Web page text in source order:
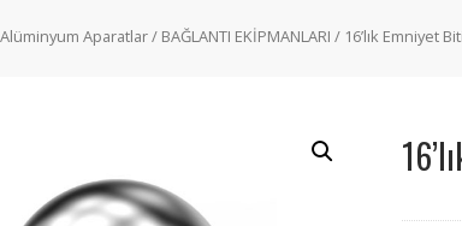
Alüminyum Aparatlar/ BAĞLANTI EKİPMANLARI / 16’lık Emniyet